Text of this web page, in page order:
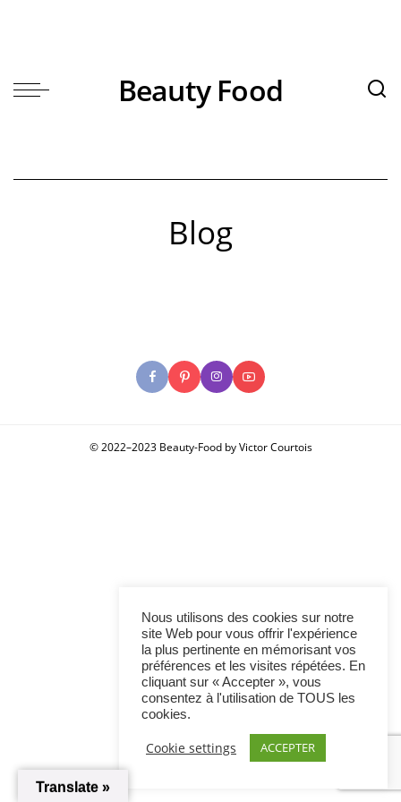
Beauty Food
Blog
© 2022–2023 Beauty-Food by Victor Courtois
Nous utilisons des cookies sur notre
site Web pour vous offrir l'expérience
la plus pertinente en mémorisant vos
préférences et les visites répétées. En
cliquant sur « Accepter », vous
consentez à l'utilisation de TOUS les
cookies.
Cookie settings ACCEPTER
Translate »